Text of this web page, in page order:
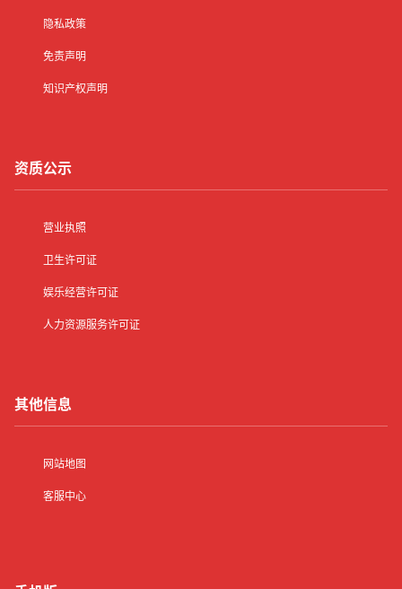
隐私政策
免责声明
知识产权声明
资质公示
营业执照
卫生许可证
娱乐经营许可证
人力资源服务许可证
其他信息
网站地图
客服中心